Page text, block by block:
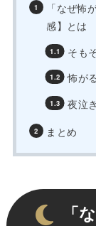
「なぜ怖
感】とは
そも
怖が
夜泣
まとめ
「